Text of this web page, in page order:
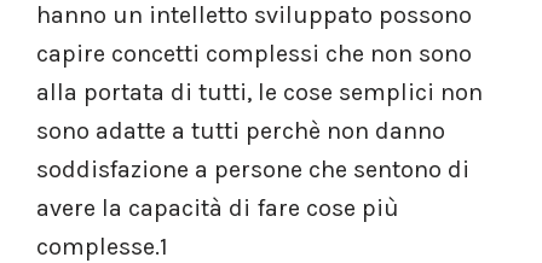
hanno un intelletto sviluppato possono
capire concetti complessi che non sono
alla portata di tutti, le cose semplici non
sono adatte a tutti perchè non danno
soddisfazione a persone che sentono di
avere la capacità di fare cose più
complesse.1